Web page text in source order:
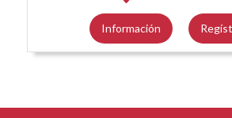
Información